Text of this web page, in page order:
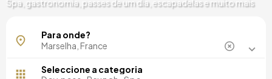
Spa, gastronomia, passes de um dia, escapadelas e muito mais
MarselhaPara onde?
Seleccione a categoria